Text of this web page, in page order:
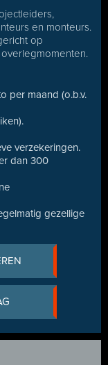
en monteurs.
op
per maand (o.b.v.
verzekeringen.
dan 300
gezellige